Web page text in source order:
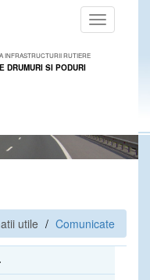
Toggle
navigation
INFRASTRUCTURII RUTIERE
DRUMURI SI PODURI
utile Comunicate